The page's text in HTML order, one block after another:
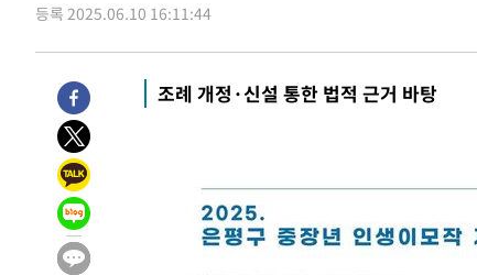
-18295초 전 >미 워싱턴주 스포캔 시의 통제불능 3개 산불, 방화선 일
-10468초 전 >[속보] 호르무즈 해협 이란-오만 협상 기대속 뉴욕증시
-8823초 전 >
[속보] 이란 대통령 "지금 최고지도자와 소통하기가 매
임 3년 인터뷰
1시간 전 >
[속보] "이란-오만, 호르무즈 해협 통행 항로 합의" 이란 외
-31275초 전 >
-29972초 전 >
-29359초 전 >
[속보]산업장관 "美무역법 제301조 과잉생산 결과 발
-29152초 전 >
[속보]코스피 매도사이드카 발동…4%대 급락
-28424초 전 >
등록 2025.06.10 16:11:44
조례 개정·신설 통한 법적 근거 바탕